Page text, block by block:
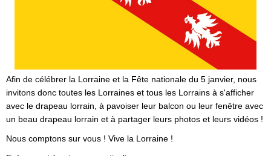
Afin de célébrer la Lorraine et la Fête nationale du 5 janvier, nous
invitons donc toutes les Lorraines et tous les Lorrains à s'afficher
avec le drapeau lorrain, à pavoiser leur balcon ou leur fenêtre avec
un beau drapeau lorrain et à partager leurs photos et leurs vidéos !
Nous comptons sur vous ! Vive la Lorraine !